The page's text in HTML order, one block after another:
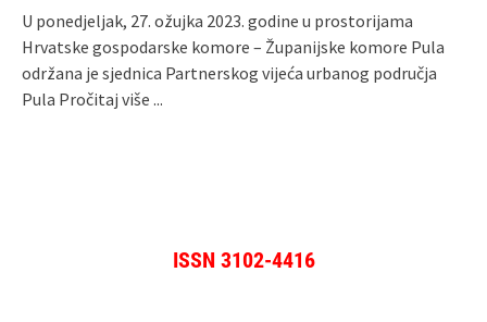
U ponedjeljak, 27. ožujka 2023. godine u prostorijama
Hrvatske gospodarske komore – Županijske komore Pula
održana je sjednica Partnerskog vijeća urbanog područja
Pula Pročitaj više ...
ISSN 3102-4416